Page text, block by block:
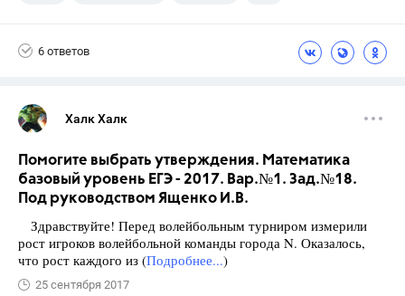
6 ответов
Халк Халк
Помогите выбрать утверждения. Математика
базовый уровень ЕГЭ - 2017. Вар.№1. Зад.№18.
Под руководством Ященко И.В.
Здравствуйте! Перед волейбольным турниром измерили
рост игроков волейбольной команды города N. Оказалось,
что рост каждого из (Подробнее...)
25 сентября 2017